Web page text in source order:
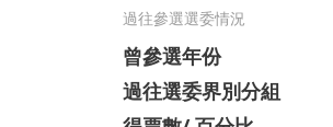
過往參選選委情況
曾參選年份
過往選委界別分組